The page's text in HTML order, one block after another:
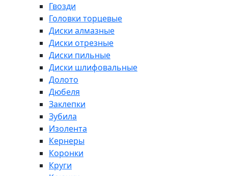
Гвозди
Головки торцевые
Диски алмазные
Диски отрезные
Диски пильные
Диски шлифовальные
Долото
Дюбеля
Заклепки
Зубила
Изолента
Кернеры
Коронки
Круги